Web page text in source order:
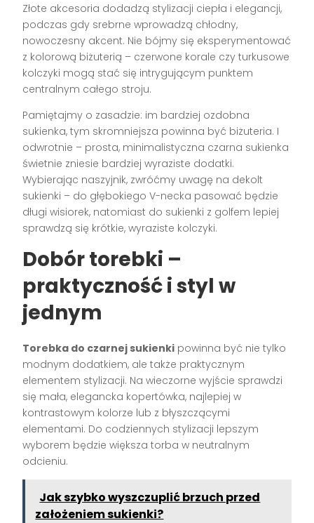
Złote akcesoria dodadzą stylizacji ciepła i elegancji,
podczas gdy srebrne wprowadzą chłodny,
nowoczesny akcent. Nie bójmy się eksperymentować
z kolorową biżuterią – czerwone korale czy turkusowe
kolczyki mogą stać się intrygującym punktem
centralnym całego stroju.
Pamiętajmy o zasadzie: im bardziej ozdobna
sukienka, tym skromniejsza powinna być biżuteria. I
odwrotnie – prosta, minimalistyczna czarna sukienka
świetnie zniesie bardziej wyraziste dodatki.
Wybierając naszyjnik, zwróćmy uwagę na dekolt
sukienki – do głębokiego V-necka pasować będzie
długi wisiorek, natomiast do sukienki z golfem lepiej
sprawdzą się krótkie, wyraziste kolczyki.
Dobór torebki –
praktyczność i styl w
jednym
Torebka do czarnej sukienki powinna być nie tylko
modnym dodatkiem, ale także praktycznym
elementem stylizacji. Na wieczorne wyjście sprawdzi
się mała, elegancka kopertówka, najlepiej w
kontrastowym kolorze lub z błyszczącymi
elementami. Do codziennych stylizacji lepszym
wyborem będzie większa torba w neutralnym
odcieniu.
Jak szybko wyszczuplić brzuch przed
założeniem sukienki?